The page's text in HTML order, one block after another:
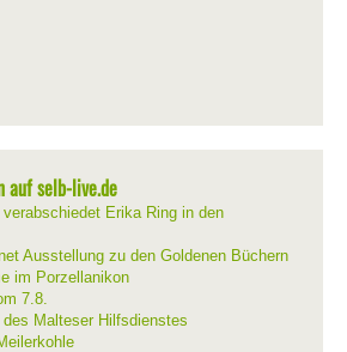
auf selb-live.de
Erika Ring in den
Ausstellung zu den Goldenen Büchern
im Porzellanikon
7.8.
Malteser Hilfsdienstes